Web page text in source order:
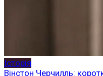
Історія
Вінстон Черчилль: